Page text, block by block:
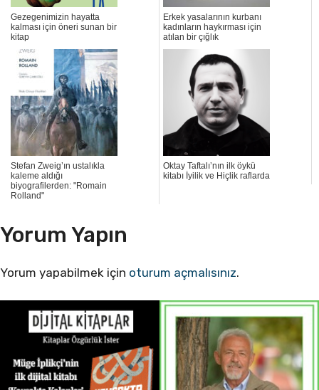
Gezegenimizin hayatta
kalması için öneri sunan bir
kitap
Erkek yasalarının kurbanı
kadınların haykırması için
atılan bir çığlık
Stefan Zweig’ın ustalıkla
kaleme aldığı
biyografilerden: "Romain
Rolland"
Oktay Taftalı’nın ilk öykü
kitabı İyilik ve Hiçlik raflarda
Yorum Yapın
Yorum yapabilmek için oturum açmalısınız.